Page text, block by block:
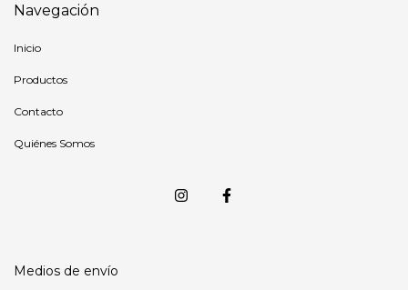
Navegación
Inicio
Productos
Contacto
Quiénes Somos
Medios de envío